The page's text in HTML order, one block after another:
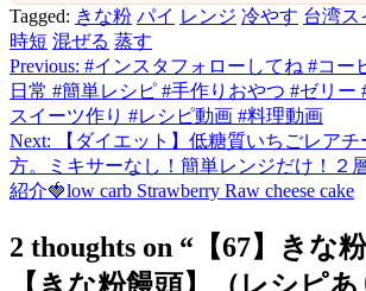
Tagged: きな粉 パイ レンジ 冷やす 台湾ス
時短 混ぜる 蒸す
投
稿
ナ
ビ
ー
Previous: #インスタフォローしてね #コー
日常 #簡単レシピ #手作りおやつ #ゼリー
スイーツ作り #レシピ動画 #料理動画
Next:
【ダイエット】低糖質いちごレアチ
方。ミキサーなし！簡単レンジだけ！２
紹介🍓low carb Strawberry Raw cheese cake
2 thoughts on “ 【67】きな